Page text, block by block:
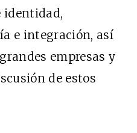
identidad,
e integración, así
empresas y
de estos